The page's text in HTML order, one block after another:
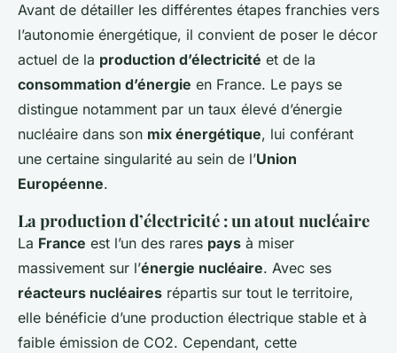
Avant de détailler les différentes étapes franchies vers
l’autonomie énergétique, il convient de poser le décor
actuel de la production d’électricité et de la
consommation d’énergie en France. Le pays se
distingue notamment par un taux élevé d’énergie
nucléaire dans son mix énergétique, lui conférant
une certaine singularité au sein de l’Union
Européenne.
La production d’électricité : un atout nucléaire
La France est l’un des rares pays à miser
massivement sur l’énergie nucléaire. Avec ses
réacteurs nucléaires répartis sur tout le territoire,
elle bénéficie d’une production électrique stable et à
faible émission de CO2. Cependant, cette